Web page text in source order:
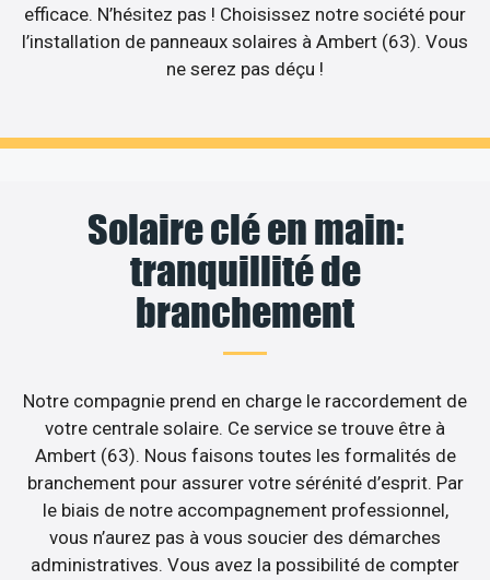
efficace. N’hésitez pas ! Choisissez notre société pour
l’installation de panneaux solaires à Ambert (63). Vous
ne serez pas déçu !
Solaire clé en main:
tranquillité de
branchement
Notre compagnie prend en charge le raccordement de
votre centrale solaire. Ce service se trouve être à
Ambert (63). Nous faisons toutes les formalités de
branchement pour assurer votre sérénité d’esprit. Par
le biais de notre accompagnement professionnel,
vous n’aurez pas à vous soucier des démarches
administratives. Vous avez la possibilité de compter